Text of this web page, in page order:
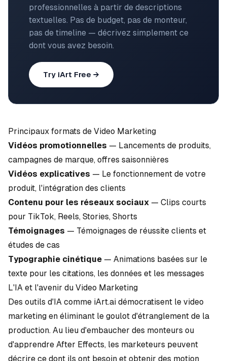
professionnelles à partir de descriptions
textuelles. Pas de budget, pas de monteur,
pas de timeline — décrivez simplement ce
dont vous avez besoin.
Try iArt Free →
Principaux formats de Video Marketing
Vidéos promotionnelles — Lancements de produits,
campagnes de marque, offres saisonnières
Vidéos explicatives — Le fonctionnement de votre
produit, l'intégration des clients
Contenu pour les réseaux sociaux — Clips courts
pour TikTok, Reels, Stories, Shorts
Témoignages — Témoignages de réussite clients et
études de cas
Typographie cinétique — Animations basées sur le
texte pour les citations, les données et les messages
L'IA et l'avenir du Video Marketing
Des outils d'IA comme iArt.ai démocratisent le video
marketing en éliminant le goulot d'étranglement de la
production. Au lieu d'embaucher des monteurs ou
d'apprendre After Effects, les marketeurs peuvent
décrire ce dont ils ont besoin et obtenir des motion